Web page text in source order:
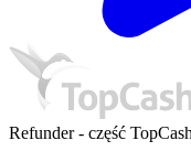
Refunder - część